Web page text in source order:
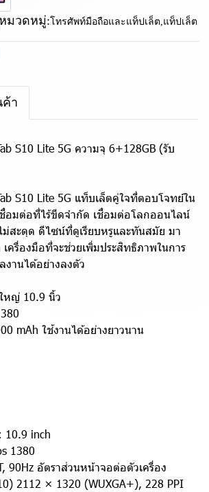
หมวดหมู่: โทรศัพท์มือถือและแท็ปเล็ต,แท็ปเล็ต
ค้า
S10 Lite 5G ความจุ 6+128GB (รับ
S10 Lite 5G แท็บเล็ตคู่ใจที่ตอบโจทย์ใน
ชื่อมต่อที่ไร้ขีดจำกัด เชื่อมต่อโลกออนไลน์
ม่สะดุด ดีไซน์ที่ดูเรียบหรูและทันสมัย มา
ครื่องมือที่จะช่วยเพิ่มประสิทธิภาพในการ
งานได้อย่างลงตัว
หญ่ 10.9 นิ้ว
mAh ใช้งานได้อย่างยาวนาน
10.9 inch
1380
90Hz อัตราส่วนหน้าจอต่อตัวเครื่อง
2112 × 1320 (WUXGA+), 228 PPI